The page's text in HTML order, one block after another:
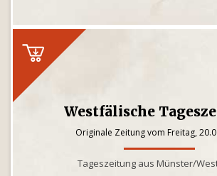
Westfälische
Originale Zeitung vom Freitag,
Tageszeitung aus Münster/